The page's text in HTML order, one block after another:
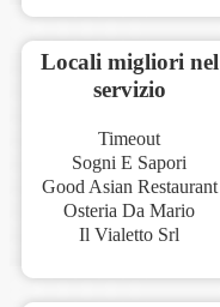
Locali migliori nel
servizio
Timeout
Sogni E Sapori
Good Asian Restaurant
Osteria Da Mario
Il Vialetto Srl